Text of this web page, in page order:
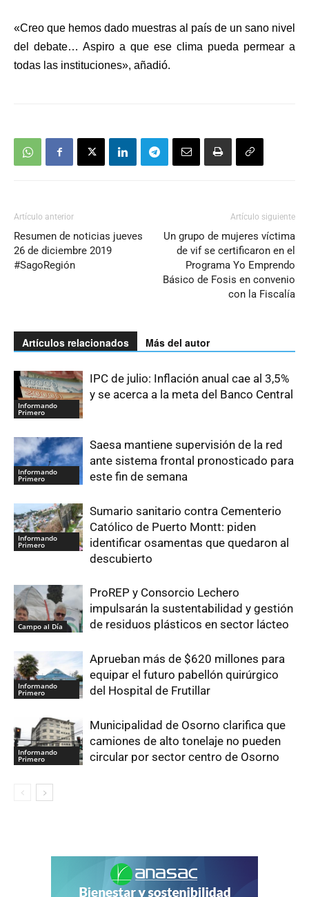
«Creo que hemos dado muestras al país de un sano nivel
del debate… Aspiro a que ese clima pueda permear a
todas las instituciones», añadió.
Artículo anterior
Resumen de noticias jueves
26 de diciembre 2019
#SagoRegión
Artículo siguiente
Un grupo de mujeres víctima
de vif se certificaron en el
Programa Yo Emprendo
Básico de Fosis en convenio
con la Fiscalía
Artículos relacionados Más del autor
Informando
Primero
IPC de julio: Inflación anual cae al 3,5%
y se acerca a la meta del Banco Central
Informando
Primero
Saesa mantiene supervisión de la red
ante sistema frontal pronosticado para
este fin de semana
Informando
Primero
Sumario sanitario contra Cementerio
Católico de Puerto Montt: piden
identificar osamentas que quedaron al
descubierto
Campo al Día
ProREP y Consorcio Lechero
impulsarán la sustentabilidad y gestión
de residuos plásticos en sector lácteo
Informando
Primero
Aprueban más de $620 millones para
equipar el futuro pabellón quirúrgico
del Hospital de Frutillar
Informando
Primero
Municipalidad de Osorno clarifica que
camiones de alto tonelaje no pueden
circular por sector centro de Osorno